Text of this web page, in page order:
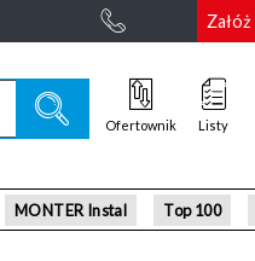
Ofertownik Listy
MONTER Instal Top 100